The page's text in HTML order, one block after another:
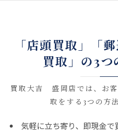
「店頭買取」「
買取」の3つ
買取大吉 盛岡店では、お
取をする3つの方
気軽に立ち寄り、即現金で